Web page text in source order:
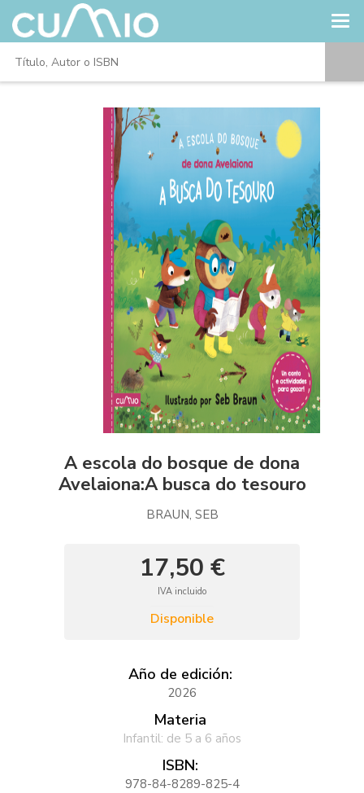
A escola do bosque de dona
Avelaiona:A busca do tesouro
BRAUN, SEB
17,50 €
IVA incluido
Disponible
Año de edición:
2026
Materia
Infantil: de 5 a 6 años
ISBN:
978-84-8289-825-4